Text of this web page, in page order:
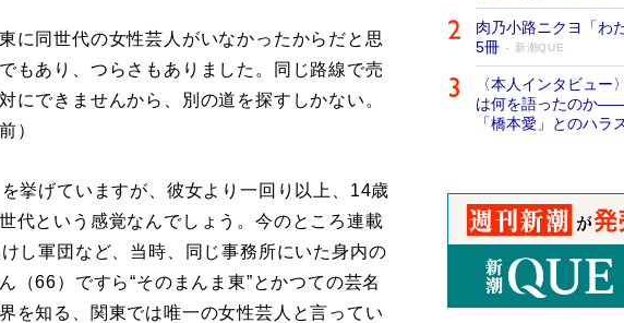
に同世代の女性芸人がいなかったからだと思
もあり、つらさもありました。同じ路線で売
にできませんから、別の道を探すしかない。
）
挙げていますが、彼女より一回り以上、14歳
代という感覚なんでしょう。今のところ連載
し軍団など、当時、同じ事務所にいた身内の
66）ですら“そのまんま東”とかつての芸名
を知る、関東では唯一の女性芸人と言ってい
肉乃小路ニクヨ「わ
5冊
新潮QUE
〈本人インタビュー
は何を語ったのか
「橋本愛」とのハラ